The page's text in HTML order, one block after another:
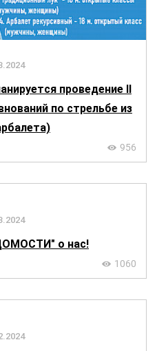
проведение II
по стрельбе из
956
о нас!
1060